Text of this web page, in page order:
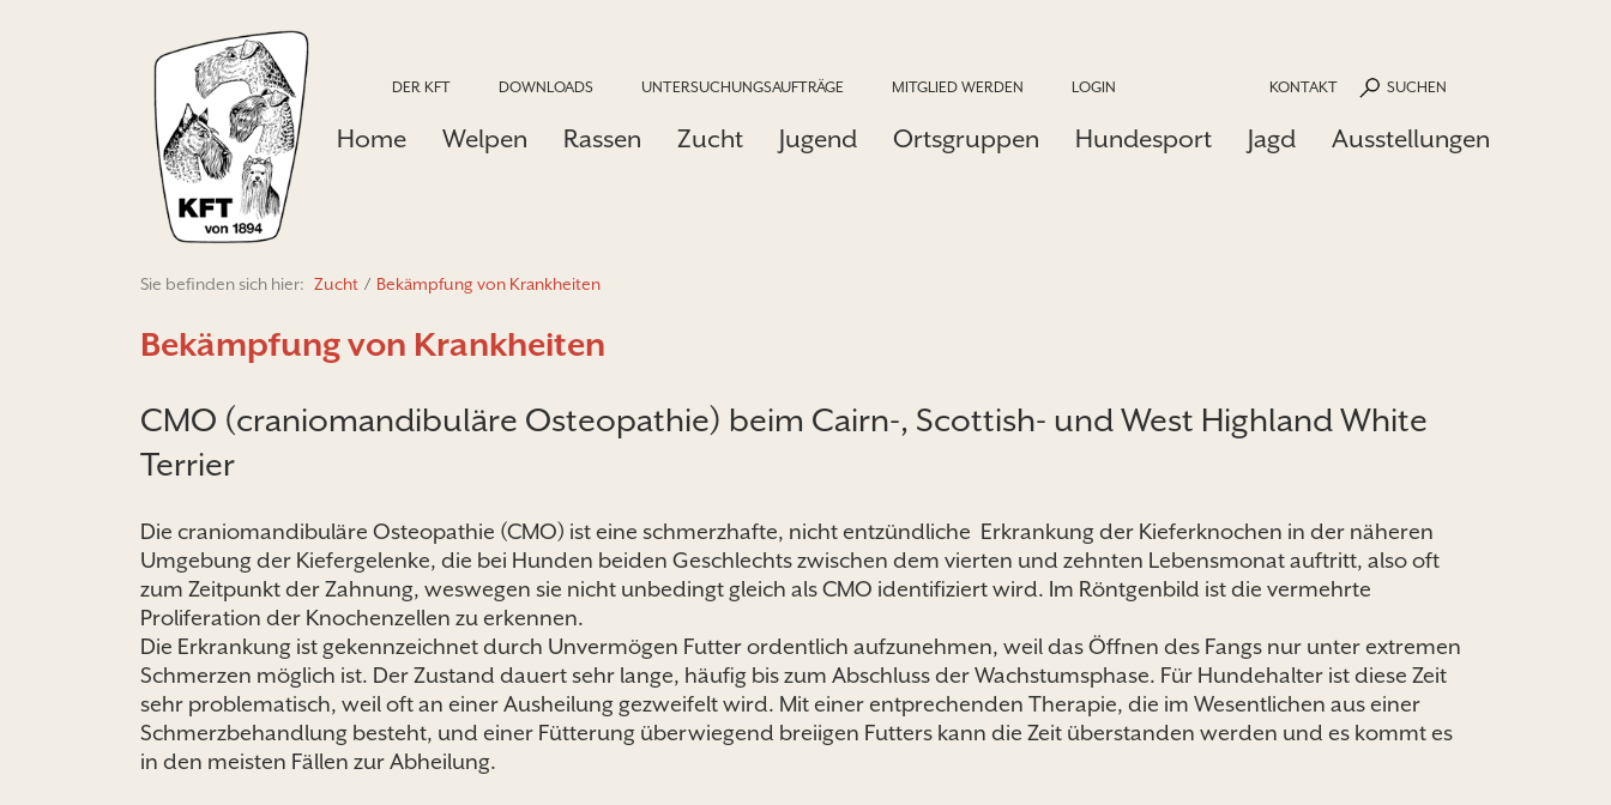
DER KFT DOWNLOADS UNTERSUCHUNGSAUFTRÄGE MITGLIED WERDEN LOGIN SUCHEN
KONTAKT
Home Welpen Rassen Zucht Jugend Ortsgruppen Hundesport Jagd Ausstellungen
Sie befinden sich hier: Zucht / Bekämpfung von Krankheiten
Bekämpfung von Krankheiten
CMO (craniomandibuläre Osteopathie) beim Cairn-, Scottish- und West Highland White
Terrier
Die craniomandibuläre Osteopathie (CMO) ist eine schmerzhafte, nicht entzündliche Erkrankung der Kieferknochen in der näheren
Umgebung der Kiefergelenke, die bei Hunden beiden Geschlechts zwischen dem vierten und zehnten Lebensmonat auftritt, also oft
zum Zeitpunkt der Zahnung, weswegen sie nicht unbedingt gleich als CMO identifiziert wird. Im Röntgenbild ist die vermehrte
Proliferation der Knochenzellen zu erkennen.
Die Erkrankung ist gekennzeichnet durch Unvermögen Futter ordentlich aufzunehmen, weil das Öffnen des Fangs nur unter extremen
Schmerzen möglich ist. Der Zustand dauert sehr lange, häufig bis zum Abschluss der Wachstumsphase. Für Hundehalter ist diese Zeit
sehr problematisch, weil oft an einer Ausheilung gezweifelt wird. Mit einer entprechenden Therapie, die im Wesentlichen aus einer
Schmerzbehandlung besteht, und einer Fütterung überwiegend breiigen Futters kann die Zeit überstanden werden und es kommt es
in den meisten Fällen zur Abheilung.